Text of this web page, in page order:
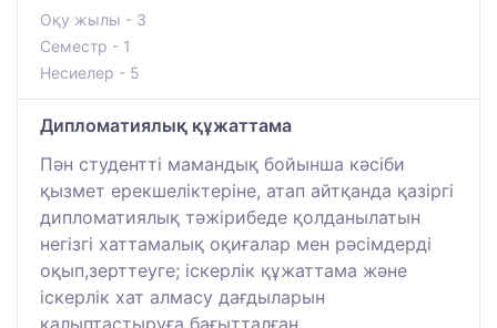
Оқу жылы - 3
Семестр - 1
Несиелер - 5
Дипломатиялық құжаттама
Пән студентті мамандық бойынша кәсіби
қызмет ерекшеліктеріне, атап айтқанда қазіргі
дипломатиялық тәжірибеде қолданылатын
негізгі хаттамалық оқиғалар мен рәсімдерді
оқып,зерттеуге; іскерлік құжаттама және
іскерлік хат алмасу дағдыларын
қалыптастыруға бағытталған.